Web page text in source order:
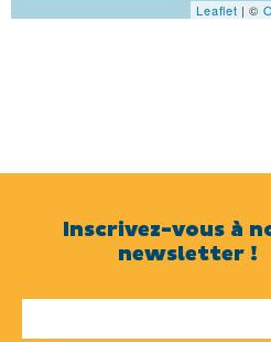
Leaflet | ©
Inscrivez-vous à
newsletter !